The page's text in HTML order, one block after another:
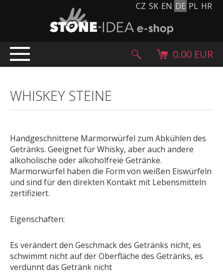
CZ SK EN DE PL HR
PRODUKTE
Steinteppich
Kieselsteine, Kopfstein und Granulat
Ergänzende Sortiment
Stein Produkte
Steinblöcke
Terazzo
ÜBER UNS
AKTUALITÄTEN
0.00 EUR
WHISKEY STEINE
Handgeschnittene Marmorwürfel zum Abkühlen des
Getränks. Geeignet für Whisky, aber auch andere
alkoholische oder alkoholfreie Getränke.
Marmorwürfel haben die Form von weißen Eiswürfeln
und sind für den direkten Kontakt mit Lebensmitteln
zertifiziert.
Eigenschaften:
Es verändert den Geschmack des Getränks nicht, es
schwimmt nicht auf der Oberfläche des Getränks, es
verdünnt das Getränk nicht